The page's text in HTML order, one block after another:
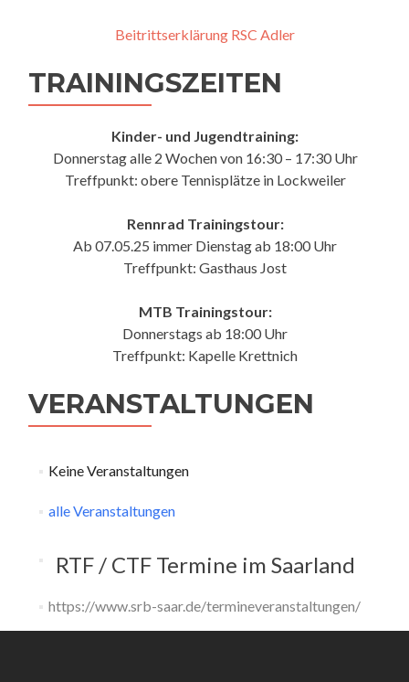
Beitrittserklärung RSC Adler
TRAININGSZEITEN
Kinder- und Jugendtraining:
Donnerstag alle 2 Wochen von 16:30 – 17:30 Uhr
Treffpunkt: obere Tennisplätze in Lockweiler
Rennrad Trainingstour:
Ab 07.05.25 immer Dienstag ab 18:00 Uhr
Treffpunkt: Gasthaus Jost
MTB Trainingstour:
Donnerstags ab 18:00 Uhr
Treffpunkt: Kapelle Krettnich
VERANSTALTUNGEN
Keine Veranstaltungen
alle Veranstaltungen
RTF / CTF Termine im Saarland
https://www.srb-saar.de/termineveranstaltungen/